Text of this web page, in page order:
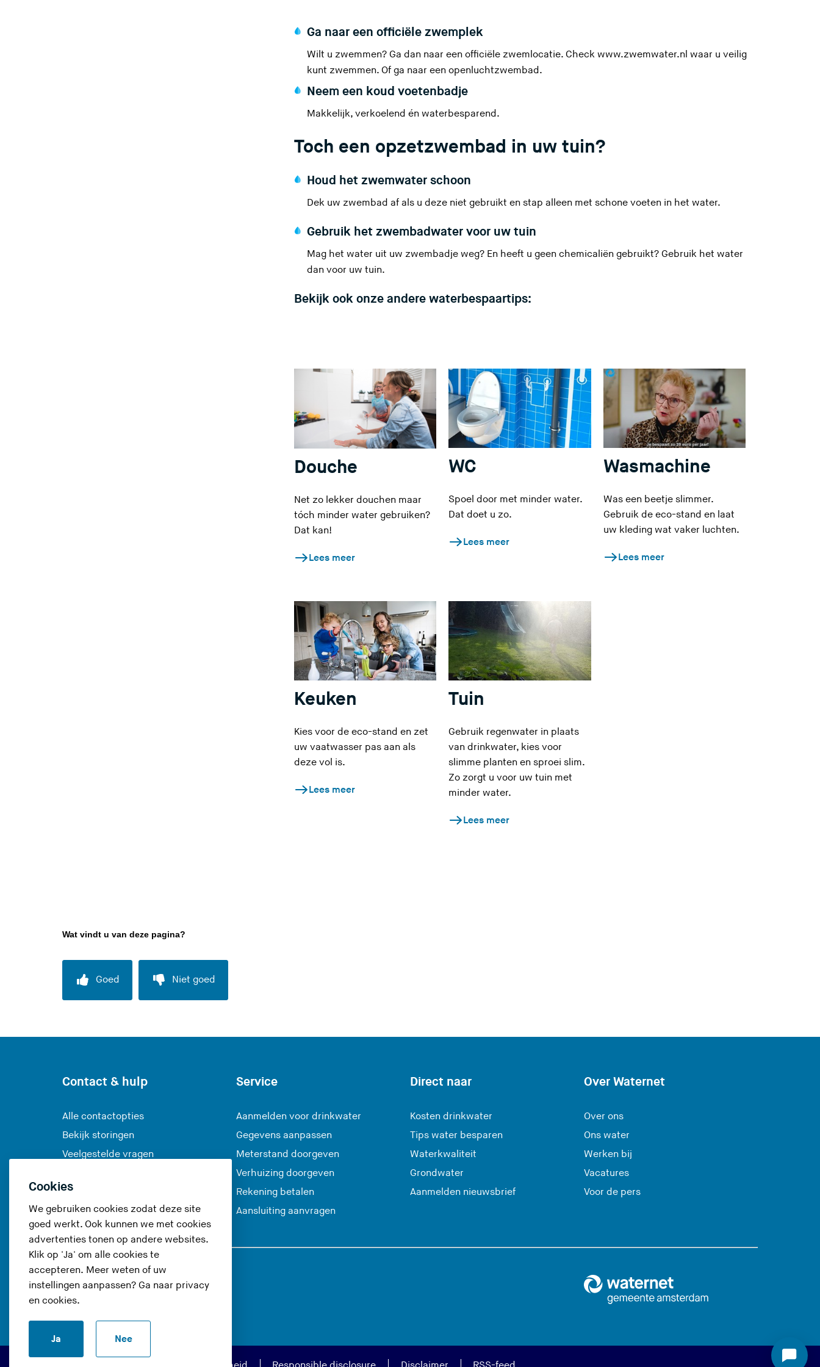
Cookies
We gebruiken cookies zodat deze site
goed werkt. Ook kunnen we met cookies
advertenties tonen op andere websites.
Klik op 'Ja' om alle cookies te
accepteren. Meer weten of uw
instellingen aanpassen? Ga naar privacy
en cookies.
Ja Nee
Ga naar een officiële zwemplek
Wilt u zwemmen? Ga dan naar een officiële zwemlocatie. Check www.zwemwater.nl (
d
s
waar u veilig
kunt zwemmen. Of ga naar een openluchtzwembad.
Neem een koud voetenbadje
Makkelijk, verkoelend én waterbesparend.
Toch een opzetzwembad in uw tuin?
Houd het zwemwater schoon
Dek uw zwembad af als u deze niet gebruikt en stap alleen met schone voeten in het water.
Gebruik het zwembadwater voor uw tuin
Mag het water uit uw zwembadje weg? En heeft u geen chemicaliën gebruikt? Gebruik het water
dan voor uw tuin.
Bekijk ook onze andere waterbespaartips:
Douche
Net zo lekker douchen maar
tóch minder water gebruiken?
Dat kan!
Lees meer
WC
Spoel door met minder water.
Dat doet u zo.
Lees meer
Wasmachine
Was een beetje slimmer.
Gebruik de eco-stand en laat
uw kleding wat vaker luchten.
Lees meer
Keuken
Kies voor de eco-stand en zet
uw vaatwasser pas aan als
deze vol is.
Lees meer
Tuin
Gebruik regenwater in plaats
van drinkwater, kies voor
slimme planten en sproei slim.
Zo zorgt u voor uw tuin met
minder water.
Lees meer
Wat vindt u van deze pagina?
Goed Niet goed
S
Contact & hulp
Alle contactopties
Bekijk storingen
Veelgestelde vragen
Service
Aanmelden voor drinkwater
Gegevens aanpassen
Meterstand doorgeven
Verhuizing doorgeven
Rekening betalen
Aansluiting aanvragen
Direct naar
Kosten drinkwater
Tips water besparen
Waterkwaliteit
Grondwater
Aanmelden nieuwsbrief(
Over Waternet
Over ons
Ons water
Werken bij
Vacatures
Voor de pers
Volg ons op
e
e
v
e
v
e